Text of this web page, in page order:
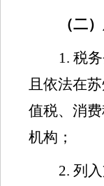
（二
1. 税
且依法在
值税、消
机构；
2. 列